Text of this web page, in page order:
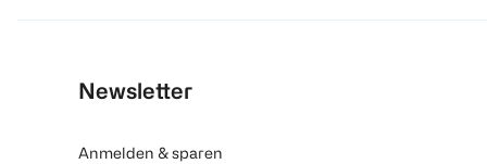
Newsletter
Anmelden & sparen